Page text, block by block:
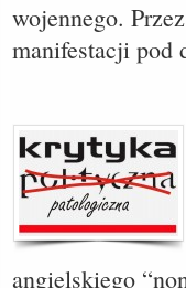
wojennego.
manifestacji pod
angielskiego